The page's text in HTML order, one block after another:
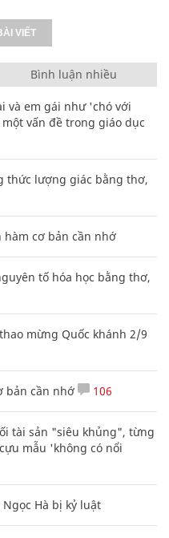
VIẾT
Bình luận nhiều
và em gái như 'chó với
vấn đề trong giáo dục
thức lượng giác bằng thơ,
hàm cơ bản cần nhớ
tố hóa học bằng thơ,
mừng Quốc khánh 2/9
bản cần nhớ 106
tài sản "siêu khủng", từng
mẫu 'không có nổi
Hà bị kỷ luật